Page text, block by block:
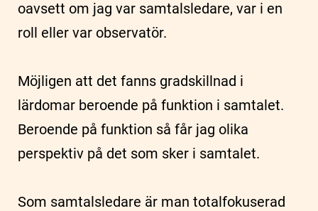
oavsett om jag var samtalsledare, var i en
roll eller var observatör.
Möjligen att det fanns gradskillnad i
lärdomar beroende på funktion i samtalet.
Beroende på funktion så får jag olika
perspektiv på det som sker i samtalet.
Som samtalsledare är man totalfokuserad